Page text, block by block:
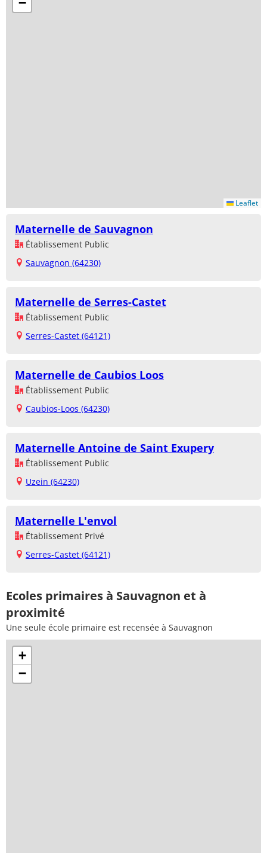
Leaflet
Maternelle de Sauvagnon
Établissement Public
Sauvagnon (64230)
Maternelle de Serres-Castet
Établissement Public
Serres-Castet (64121)
Maternelle de Caubios Loos
Établissement Public
Caubios-Loos (64230)
Maternelle Antoine de Saint Exupery
Établissement Public
Uzein (64230)
Maternelle L'envol
Établissement Privé
Serres-Castet (64121)
Ecoles primaires à Sauvagnon et à
proximité
Une seule école primaire est recensée à Sauvagnon
+
−